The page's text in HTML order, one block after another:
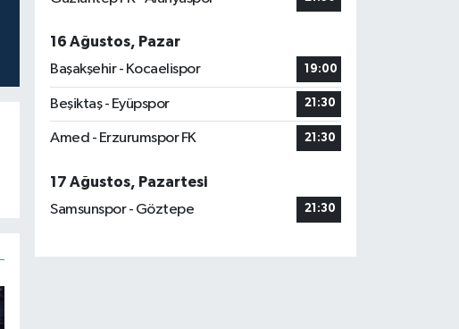
16 Ağustos, Pazar
Başakşehir - Kocaelispor
19:00
Beşiktaş - Eyüpspor 21:30
Amed - Erzurumspor FK 21:30
17 Ağustos, Pazartesi
Samsunspor - Göztepe
21:30